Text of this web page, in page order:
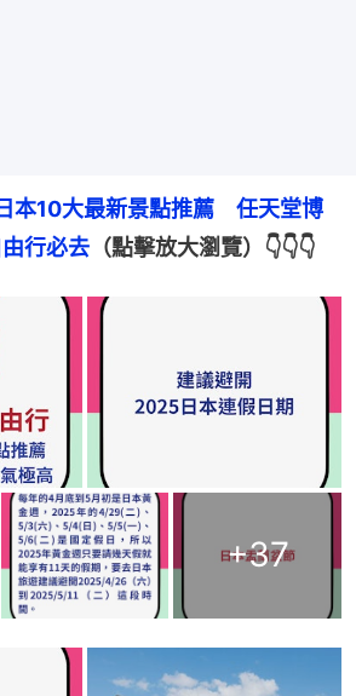
本10大最新景點推薦　任天堂博
行必去 （點擊放大瀏覽）👇👇👇
+37